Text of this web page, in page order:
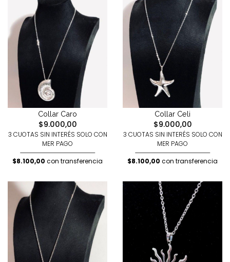
Collar Caro
$9.000,00
3 CUOTAS SIN INTERÉS SOLO CON
MER PAGO
$8.100,00 con transferencia
Collar Celi
$9.000,00
3 CUOTAS SIN INTERÉS SOLO CON
MER PAGO
$8.100,00 con transferencia